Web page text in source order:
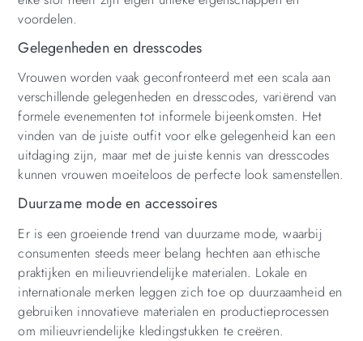
voordelen.
Gelegenheden en dresscodes
Vrouwen worden vaak geconfronteerd met een scala aan
verschillende gelegenheden en dresscodes, variërend van
formele evenementen tot informele bijeenkomsten. Het
vinden van de juiste outfit voor elke gelegenheid kan een
uitdaging zijn, maar met de juiste kennis van dresscodes
kunnen vrouwen moeiteloos de perfecte look samenstellen.
Duurzame mode en accessoires
Er is een groeiende trend van duurzame mode, waarbij
consumenten steeds meer belang hechten aan ethische
praktijken en milieuvriendelijke materialen. Lokale en
internationale merken leggen zich toe op duurzaamheid en
gebruiken innovatieve materialen en productieprocessen
om milieuvriendelijke kledingstukken te creëren.